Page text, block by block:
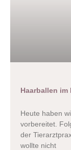
Haarballen
Heute haben
vorbereitet.
der
wollte nicht